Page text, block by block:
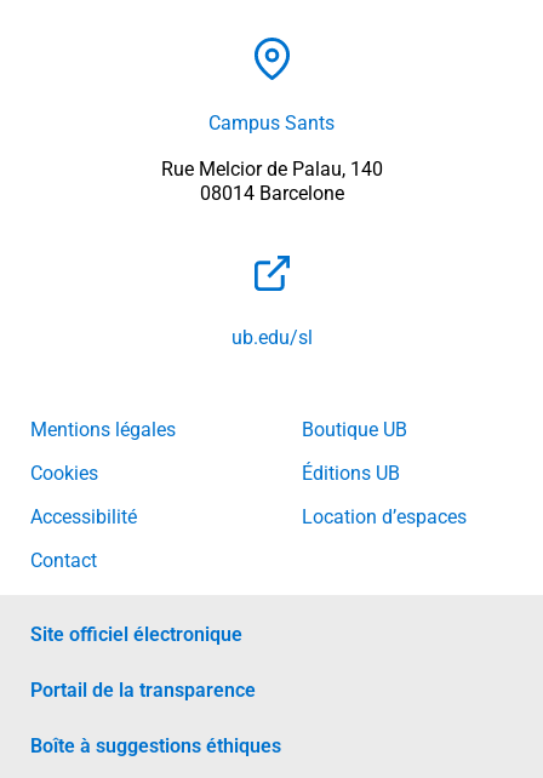
Campus Sants
Rue Melcior de Palau, 140
08014 Barcelone
ub.edu/sl
Mentions légales
Cookies
Accessibilité
Contact
Boutique UB
Éditions UB
Location d’espaces
Site officiel électronique
Portail de la transparence
Boîte à suggestions éthiques